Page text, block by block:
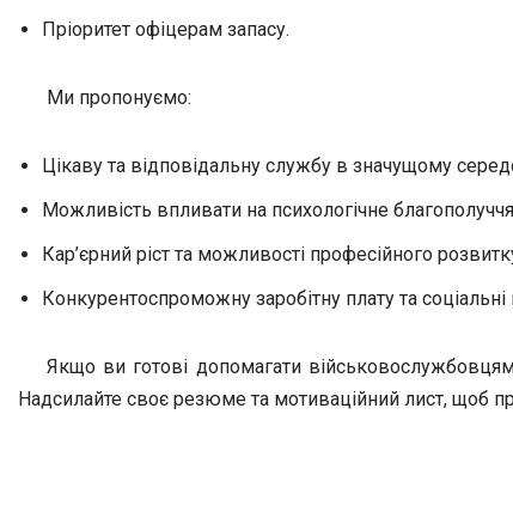
Пріоритет офіцерам запасу.
Ми пропонуємо:
Цікаву та відповідальну службу в значущому
Можливість впливати на психологічне
Кар’єрний ріст та можливості професійного
Конкурентоспроможну заробітну плату та соціальні
Якщо ви готові допомагати
Надсилайте своє резюме та мотиваційний лист, щоб